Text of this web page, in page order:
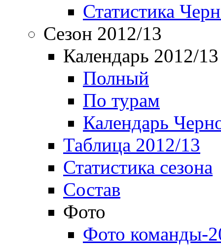
Статистика
Сезон 2012/13
Календарь 2012/13
Полный
По турам
Календарь
Таблица 2012/13
Статистика сезона
Состав
Фото
Фото команды-